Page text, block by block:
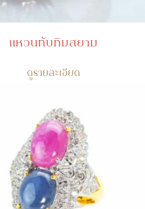
แหวนทับทิมสยาม
ดูรายละเอียด